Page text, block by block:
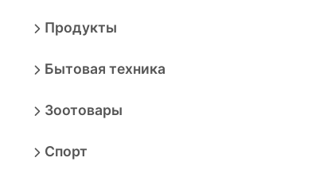
Продукты
Бытовая техника
Зоотовары
Спорт